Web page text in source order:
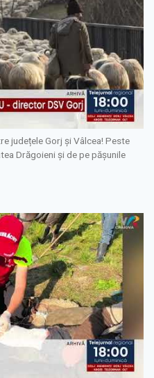
județele Gorj și Vâlcea! Peste
Drăgoieni și de pe pășunile